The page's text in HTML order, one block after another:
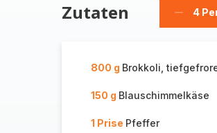
Zutaten 4
800 g Brokkoli,
150 g Blauschimmelkäse
1 Prise Pfeffer